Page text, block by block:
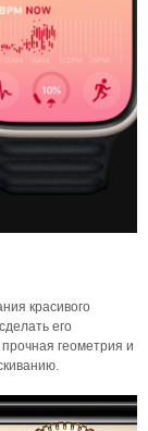
красивого
его
геометрия и